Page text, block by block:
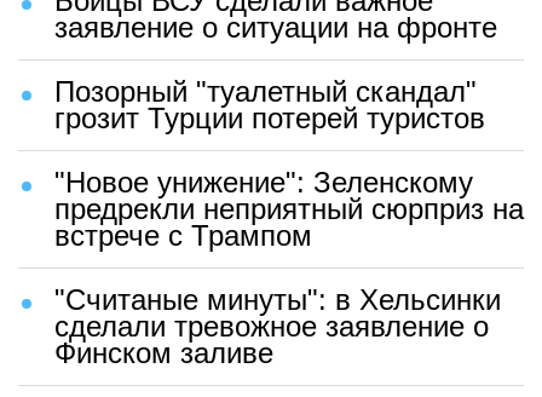
заявление о ситуации на фронте
Позорный "туалетный скандал"
грозит Турции потерей туристов
"Новое унижение": Зеленскому
предрекли неприятный сюрприз на
встрече с Трампом
"Считаные минуты": в Хельсинки
сделали тревожное заявление о
Финском заливе